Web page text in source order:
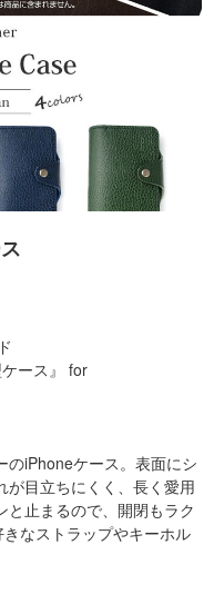
ース』 for
のiPhoneケース。表面にシ
が目立ちにくく、長く愛用
と止まるので、開閉もラク
なストラップやキーホル